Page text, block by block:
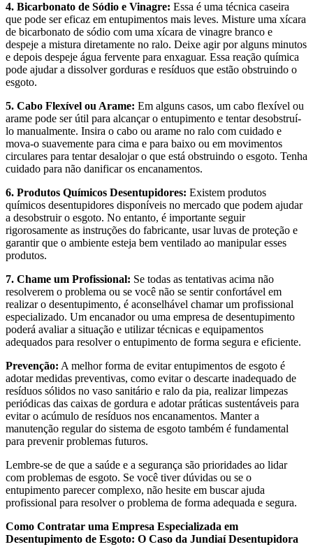
4. Bicarbonato de Sódio e Vinagre: Essa é uma técnica caseira
que pode ser eficaz em entupimentos mais leves. Misture uma xícara
de bicarbonato de sódio com uma xícara de vinagre branco e
despeje a mistura diretamente no ralo. Deixe agir por alguns minutos
e depois despeje água fervente para enxaguar. Essa reação química
pode ajudar a dissolver gorduras e resíduos que estão obstruindo o
esgoto.
5. Cabo Flexível ou Arame: Em alguns casos, um cabo flexível ou
arame pode ser útil para alcançar o entupimento e tentar desobstruí-
lo manualmente. Insira o cabo ou arame no ralo com cuidado e
mova-o suavemente para cima e para baixo ou em movimentos
circulares para tentar desalojar o que está obstruindo o esgoto. Tenha
cuidado para não danificar os encanamentos.
6. Produtos Químicos Desentupidores: Existem produtos
químicos desentupidores disponíveis no mercado que podem ajudar
a desobstruir o esgoto. No entanto, é importante seguir
rigorosamente as instruções do fabricante, usar luvas de proteção e
garantir que o ambiente esteja bem ventilado ao manipular esses
produtos.
7. Chame um Profissional: Se todas as tentativas acima não
resolverem o problema ou se você não se sentir confortável em
realizar o desentupimento, é aconselhável chamar um profissional
especializado. Um encanador ou uma empresa de desentupimento
poderá avaliar a situação e utilizar técnicas e equipamentos
adequados para resolver o entupimento de forma segura e eficiente.
Prevenção: A melhor forma de evitar entupimentos de esgoto é
adotar medidas preventivas, como evitar o descarte inadequado de
resíduos sólidos no vaso sanitário e ralo da pia, realizar limpezas
periódicas das caixas de gordura e adotar práticas sustentáveis para
evitar o acúmulo de resíduos nos encanamentos. Manter a
manutenção regular do sistema de esgoto também é fundamental
para prevenir problemas futuros.
Lembre-se de que a saúde e a segurança são prioridades ao lidar
com problemas de esgoto. Se você tiver dúvidas ou se o
entupimento parecer complexo, não hesite em buscar ajuda
profissional para resolver o problema de forma adequada e segura.
Como Contratar uma Empresa Especializada em
Desentupimento de Esgoto: O Caso da Jundiaí Desentupidora